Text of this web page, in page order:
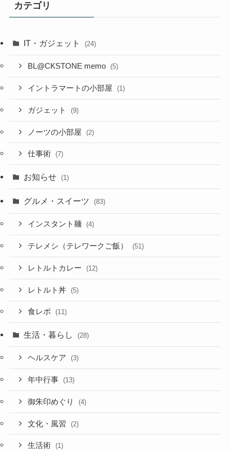
ブ
カテゴリ
IT・ガジェット (24)
BL@CKSTONE memo (5)
イントラマートの小部屋 (1)
ガジェット (9)
ノーツの小部屋 (2)
仕事術 (7)
お知らせ (1)
グルメ・スイーツ (83)
インスタント麺 (4)
テレメシ（テレワークご飯） (51)
レトルトカレー (12)
レトルト丼 (5)
食レポ (11)
生活・暮らし (28)
ヘルスケア (3)
年中行事 (13)
御朱印めぐり (4)
文化・風習 (2)
生活術 (1)